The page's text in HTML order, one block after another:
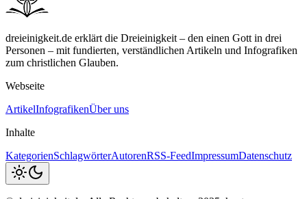
dreieinigkeit.de erklärt die Dreieinigkeit – den einen Gott in drei
Personen – mit fundierten, verständlichen Artikeln und Infografiken
zum christlichen Glauben.
Webseite
ArtikelInfografikenÜber uns
Inhalte
KategorienSchlagwörterAutorenRSS-FeedImpressumDatenschutz